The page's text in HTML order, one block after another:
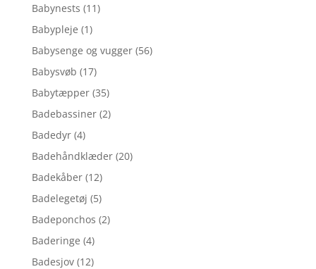
Babynests (11)
Babypleje (1)
Babysenge og vugger (56)
Babysvøb (17)
Babytæpper (35)
Badebassiner (2)
Badedyr (4)
Badehåndklæder (20)
Badekåber (12)
Badelegetøj (5)
Badeponchos (2)
Baderinge (4)
Badesjov (12)